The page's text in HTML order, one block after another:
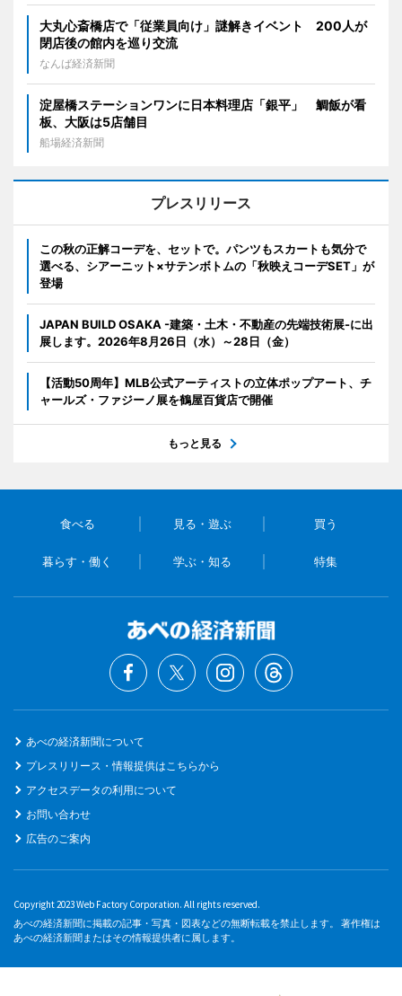
大丸心斎橋店で「従業員向け」謎解きイベント 200人が
閉店後の館内を巡り交流
なんば経済新聞
淀屋橋ステーションワンに日本料理店「銀平」 鯛飯が看
板、大阪は5店舗目
船場経済新聞
プレスリリース
この秋の正解コーデを、セットで。パンツもスカートも気分で
選べる、シアーニット×サテンボトムの「秋映えコーデSET」が
登場
JAPAN BUILD OSAKA -建築・土木・不動産の先端技術展-に出
展します。2026年8月26日（水）～28日（金）
【活動50周年】MLB公式アーティストの立体ポップアート、チ
ャールズ・ファジーノ展を鶴屋百貨店で開催
もっと見る
食べる 見る・遊ぶ 買う
暮らす・働く 学ぶ・知る 特集
あべの経済新聞について
プレスリリース・情報提供はこちらから
アクセスデータの利用について
お問い合わせ
広告のご案内
Copyright 2023 Web Factory Corporation. All rights reserved.
あべの経済新聞に掲載の記事・写真・図表などの無断転載を禁止します。 著作権は
あべの経済新聞またはその情報提供者に属します。